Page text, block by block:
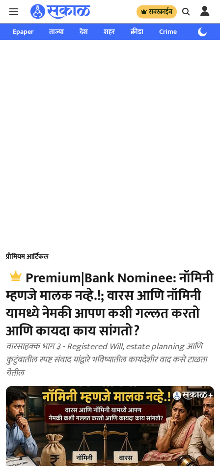
सबस्क्राईब
Epaper ताज्या देश शहर क्रीडा Crime साप्ताहिक
प्रीमियम आर्टिकल
Premium|Bank Nominee: नॉमिनी
म्हणजे मालक नव्हे.!; वारस आणि नॉमिनी
यामध्ये नेमकी आपण कशी गल्लत करतो
आणि कायदा काय सांगतो?
वारसाहक्क भाग ३ - Registered Will, estate planning आणि
कुटुंबातील स्पष्ट संवाद यांद्वारे भविष्यातील कायदेशीर वाद कसे टाळता
येतील